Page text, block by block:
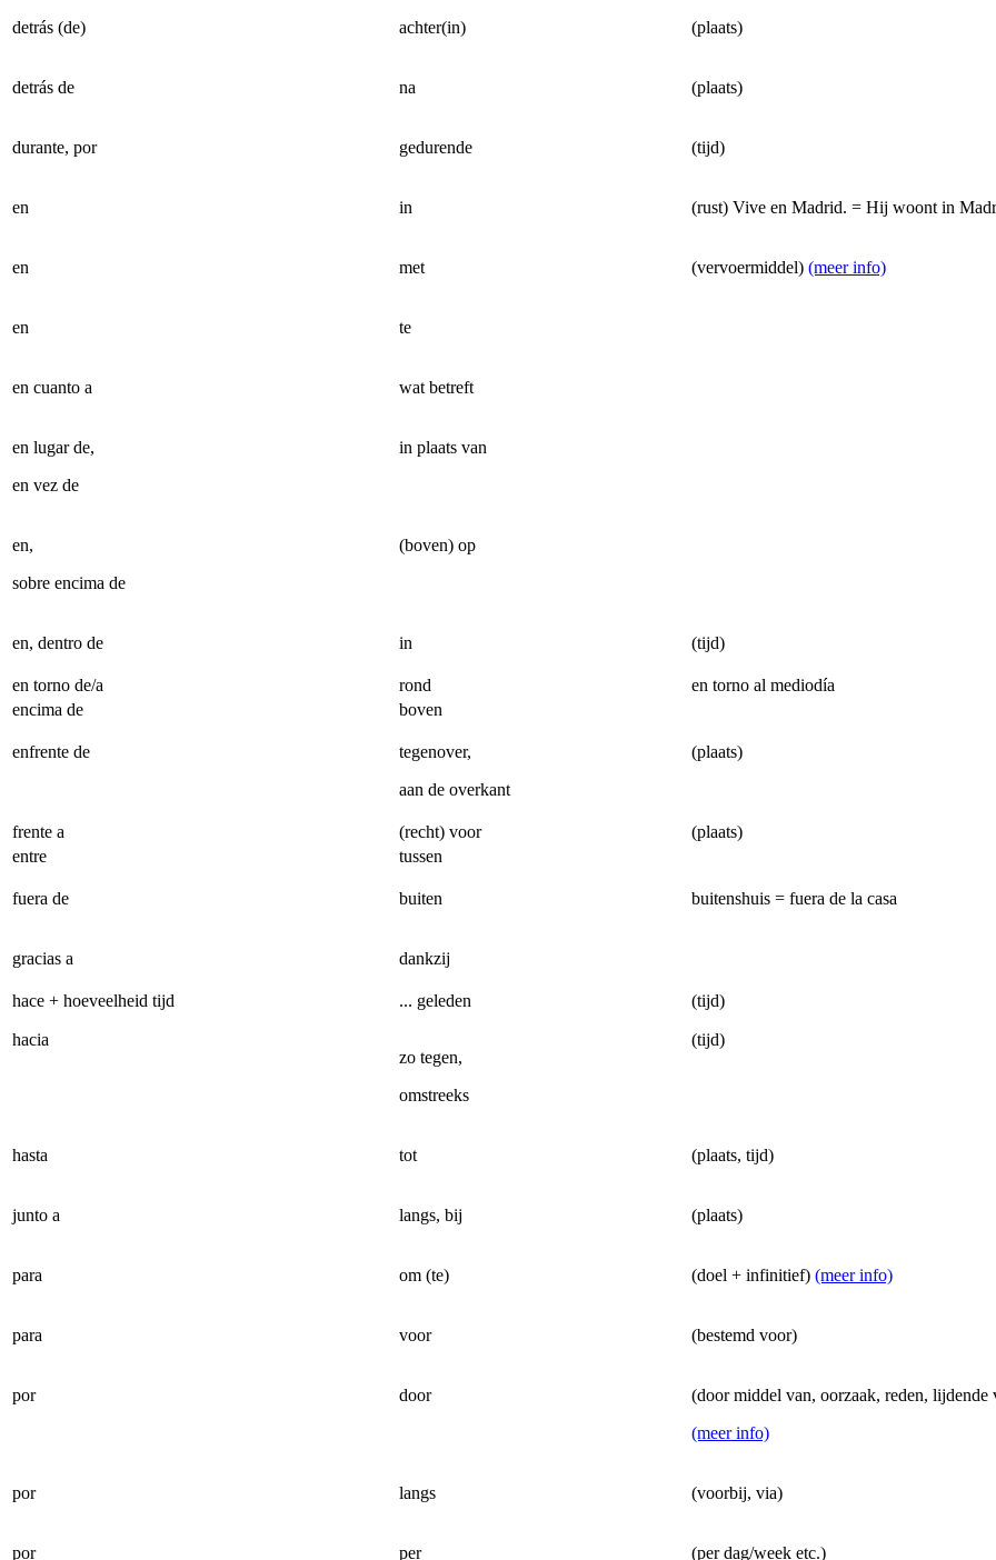
detrás (de) achter(in) (plaats)
detrás de na (plaats)
durante, por gedurende (tijd)
en in (rust) Vive en Madrid. = Hij woont in
en met (vervoermiddel) (meer info)
en te
en cuanto a wat betreft
en lugar de,
en vez de
in plaats van
en,
sobre encima de
(boven) op
en, dentro de in (tijd)
en torno de/a rond
en torno al mediodía
encima de
boven
enfrente de
tegenover,
aan de overkant
(plaats)
frente a (recht) voor
(plaats)
entre
tussen
fuera de buiten buitenshuis = fuera de la casa
gracias a dankzij
hace + hoeveelheid tijd ... geleden (tijd)
hacia
zo tegen,
omstreeks
(tijd)
hasta tot (plaats, tijd)
junto a langs, bij (plaats)
para om (te) (doel + infinitief) (meer info)
para voor (bestemd voor)
por door
(door middel van, oorzaak, reden, lijdende
(meer info)
por langs (voorbij, via)
por per (per dag/week etc.)